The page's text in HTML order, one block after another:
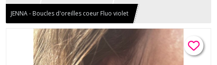
JENNA - Boucles d'oreilles coeur Fluo violet